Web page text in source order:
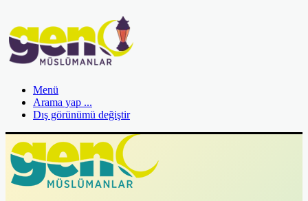
Menü
Arama yap ...
Dış görünümü değiştir